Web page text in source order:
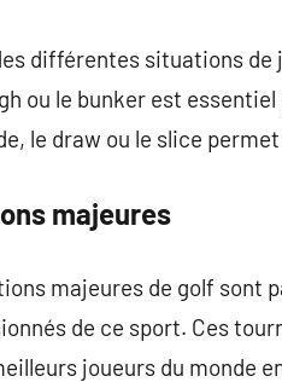
différentes situations
ou le bunker est
le draw ou le slice
majeures
majeures de golf sont
de ce sport. Ces
joueurs du monde